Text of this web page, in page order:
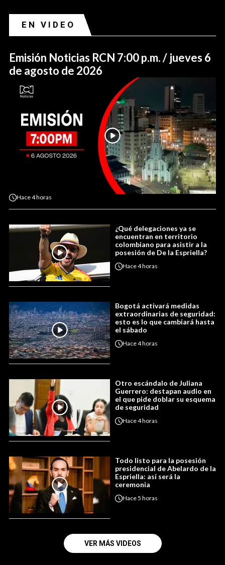
EN VIDEO
Emisión Noticias RCN 7:00 p.m. / jueves 6
de agosto de 2026
Hace4 horas
¿Qué delegaciones ya se
encuentran en territorio
colombiano para asistir a la
posesión de De la Espriella?
Hace4 horas
Bogotá activará medidas
extraordinarias de seguridad:
esto es lo que cambiará hasta
el sábado
Hace4 horas
Otro escándalo de Juliana
Guerrero: destapan audio en
el que pide doblar su esquema
de seguridad
Hace4 horas
Todo listo para la posesión
presidencial de Abelardo de la
Espriella: así será la
ceremonia
Hace5 horas
VER MÁS VIDEOS